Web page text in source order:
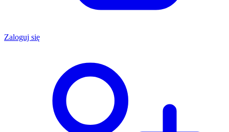
Zaloguj się